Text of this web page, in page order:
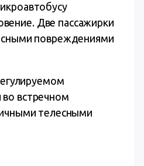
Две пассажирки
повреждениями
во встречном
телесными